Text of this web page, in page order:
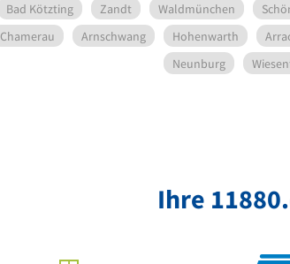
Bad Kötzting
Zandt Waldmünchen
Chamerau
Arnschwang Hohenwarth
Neunburg
Ihre